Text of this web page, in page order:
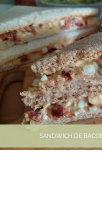
SANDWICH DE